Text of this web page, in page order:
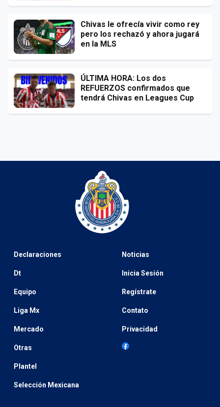
Chivas le ofrecía vivir como rey
pero los rechazó y ahora jugará
en la MLS
ÚLTIMA HORA: Los dos
REFUERZOS confirmados que
tendrá Chivas en Leagues Cup
Declaraciones
Dt
Equipo
Liga Mx
Mercado
Otras
Plantel
Selección Mexicana
Noticias
Inicia Sesión
Regístrate
Contato
Privacidad